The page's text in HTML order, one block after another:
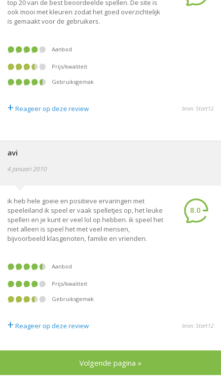
top 20 van de best beoordeelde spellen. De site is
ook mooi met kleuren zodat het goed overzichtelijk
is gemaakt voor de gebruikers.
Aanbod
Prijs/kwaliteit
Gebruiksgemak
+ Reageer op deze review bron: Start12
avi
4 januari 2010
ik heb hele goeie en positieve ervaringen met
speeleiland ik speel er vaak spelletjes op, het leuke
spellen en je kunt er veel lol op hebben. ik speel het
niet alleen is speel het met veel mensen,
bijvoorbeeld klasgenoten, familie en vrienden.
8.0
Aanbod
Prijs/kwaliteit
Gebruiksgemak
+ Reageer op deze review bron: Start12
Volgende pagina »